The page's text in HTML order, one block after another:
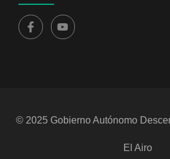
© 2025 Gobierno Autónomo
El Airo